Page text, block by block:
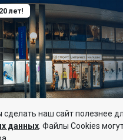
лет!
наш сайт полезнее
данных Файлы Cookies